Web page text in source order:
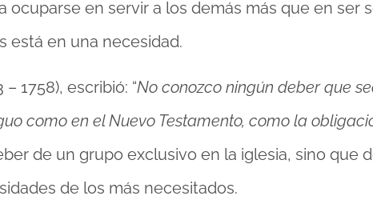
ocuparse en servir a los demás más que en ser
está en una necesidad.
1758), escribió: “No conozco ningún deber que
como en el Nuevo Testamento, como la
de un grupo exclusivo en la iglesia, sino que
de los más necesitados.